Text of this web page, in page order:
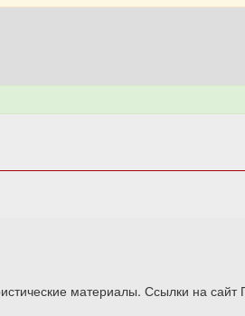
материалы. Ссылки на сайт